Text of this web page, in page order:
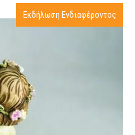
Εκδήλωση Ενδιαφέροντος